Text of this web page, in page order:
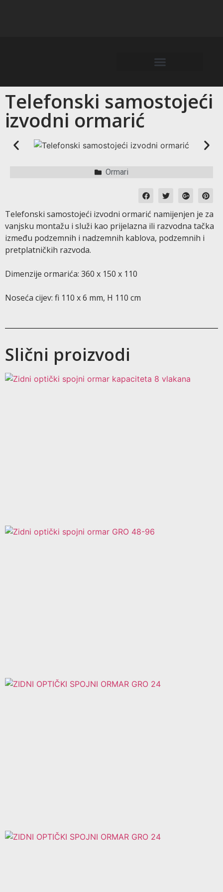
Telefonski samostojeći
izvodni ormarić
Ormari
Telefonski samostojeći izvodni ormarić namijenjen je za
vanjsku montažu i služi kao prijelazna ili razvodna tačka
između podzemnih i nadzemnih kablova, podzemnih i
pretplatničkih razvoda.
Dimenzije ormarića: 360 x 150 x 110
Noseća cijev: fi 110 x 6 mm, H 110 cm
Slični proizvodi